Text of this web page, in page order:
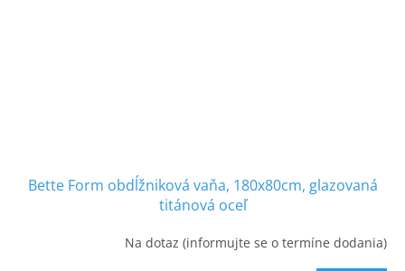
Bette Form obdĺžniková vaňa, 180x80cm, glazovaná
titánová oceľ
Na dotaz (informujte se o termíne dodania)